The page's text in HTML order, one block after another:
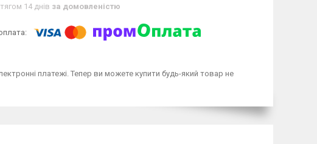
14 днів за домовленістю
платежі. Тепер ви можете купити будь-який товар не